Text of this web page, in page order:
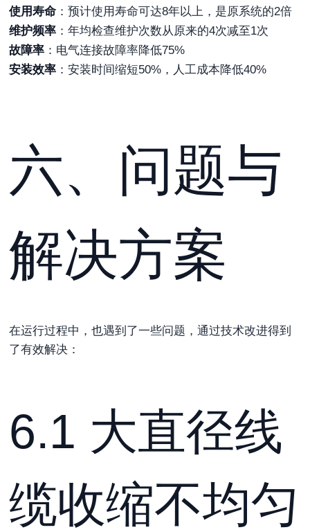
使用寿命 ：预计使用寿命可达8年以上，是原系统的2倍
维护频率 ：年均检查维护次数从原来的4次减至1次
故障率 ：电气连接故障率降低75%
安装效率 ：安装时间缩短50%，人工成本降低40%
六、问题与
解决方案
在运行过程中，也遇到了一些问题，通过技术改进得到
了有效解决：
6.1 大直径线
缆收缩不均匀